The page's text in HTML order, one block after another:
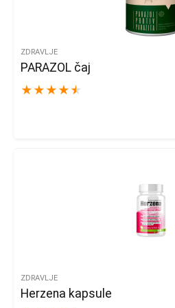
ZDRAVLJE
PARAZOL čaj
★ ★ ★ ★ ★
ZDRAVLJE
Herzena kapsule